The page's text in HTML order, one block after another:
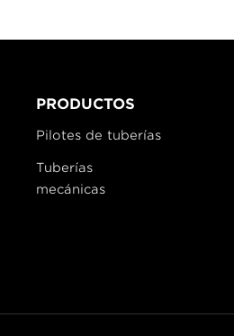
PRODUCTOS
Pilotes de tuberías
Tuberías
mecánicas